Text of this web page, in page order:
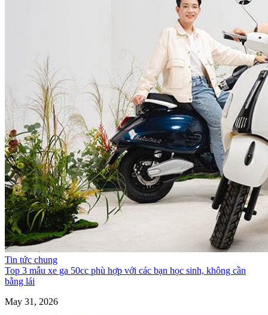
Tin tức chung
Top 3 mẫu xe ga 50cc phù hợp với các bạn học sinh, không cần
bằng lái
May 31, 2026